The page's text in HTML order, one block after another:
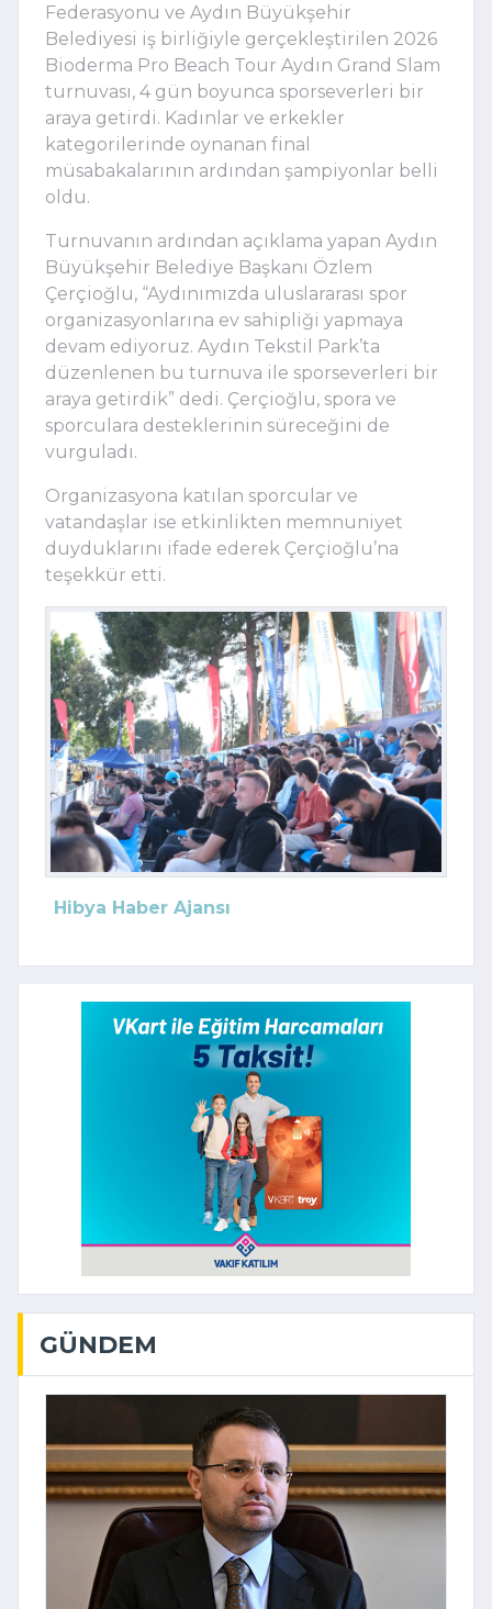
Federasyonu ve Aydın Büyükşehir
Belediyesi iş birliğiyle gerçekleştirilen 2026
Bioderma Pro Beach Tour Aydın Grand Slam
turnuvası, 4 gün boyunca sporseverleri bir
araya getirdi. Kadınlar ve erkekler
kategorilerinde oynanan final
müsabakalarının ardından şampiyonlar belli
oldu.
Turnuvanın ardından açıklama yapan Aydın
Büyükşehir Belediye Başkanı Özlem
Çerçioğlu, “Aydınımızda uluslararası spor
organizasyonlarına ev sahipliği yapmaya
devam ediyoruz. Aydın Tekstil Park’ta
düzenlenen bu turnuva ile sporseverleri bir
araya getirdik” dedi. Çerçioğlu, spora ve
sporculara desteklerinin süreceğini de
vurguladı.
Organizasyona katılan sporcular ve
vatandaşlar ise etkinlikten memnuniyet
duyduklarını ifade ederek Çerçioğlu’na
teşekkür etti.
Hibya Haber Ajansı
GÜNDEM